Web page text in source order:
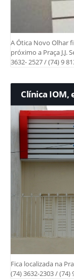
A Ótica Novo Olhar
próximo a Praça J.J.
3632- 2527 / (74) 9
Clínica IOM,
Fica localizada na
(74) 3632-2303 / (74)